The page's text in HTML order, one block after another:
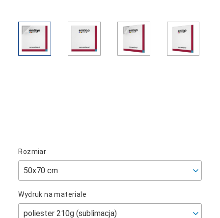
Rozmiar
Wydruk na materiale